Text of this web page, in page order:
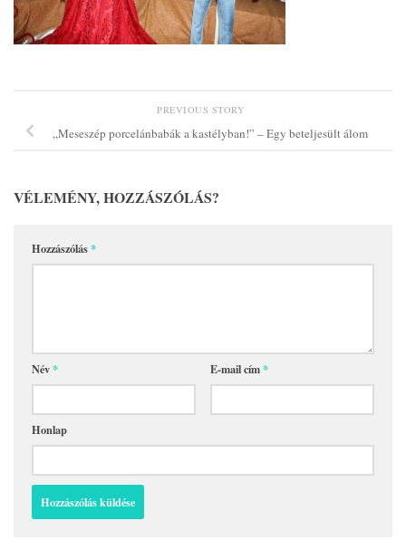
PREVIOUS STORY
„Meseszép porcelánbabák a kastélyban!” – Egy beteljesült álom
VÉLEMÉNY, HOZZÁSZÓLÁS?
Hozzászólás*
Név* E-mail cím*
Honlap